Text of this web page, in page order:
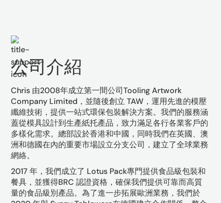
公司介紹
Chris 由2008年成立第一間公司Tooling Artwork
Company Limited，並隨後創立 TAW，運用先進的模壓
纖維技術，提供一站式環保包裝解決方案。我們的服務涵
蓋從模具設計到生產紙托產品，致力滿足各行各業客戶的
多樣化需求。總部設於香港和中國，同時我們在英國、澳
洲和德國在內的重要市場設立分支公司，建立了全球業務
網絡。
2017 年，我們成立了 Lotus Pack專門提供食品級包裝和
餐具，並獲得BRC 認證資格，確保我們提供可靠而高質
量的食品級別產品。為了進一步拓展歐洲業務，我們於